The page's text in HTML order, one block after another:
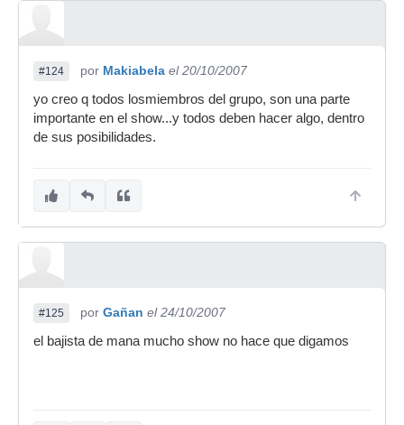
#124 por Makiabela el 20/10/2007
yo creo q todos losmiembros del grupo, son una parte
importante en el show...y todos deben hacer algo, dentro
de sus posibilidades.
#125 por Gañan el 24/10/2007
el bajista de mana mucho show no hace que digamos